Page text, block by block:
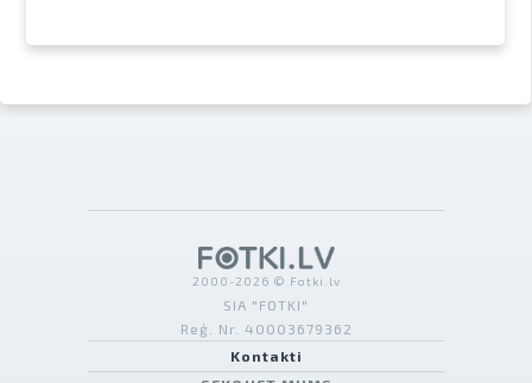
2000-2026 © Fotki.lv
SIA "FOTKI"
Reģ. Nr. 40003679362
Kontakti